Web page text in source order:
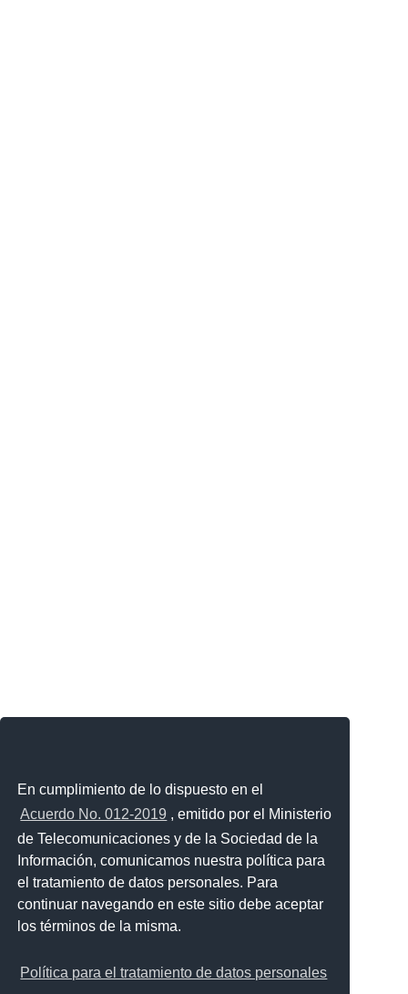
En cumplimiento de lo dispuesto en el
Acuerdo No. 012-2019 , emitido por el Ministerio
de Telecomunicaciones y de la Sociedad de la
Información, comunicamos nuestra política para
el tratamiento de datos personales. Para
continuar navegando en este sitio debe aceptar
los términos de la misma.
Política para el tratamiento de datos personales